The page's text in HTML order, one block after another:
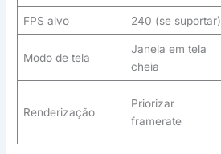
FPS alvo 240 (se suportar)
Modo de tela
Janela em tela
cheia
Renderização
Priorizar
framerate